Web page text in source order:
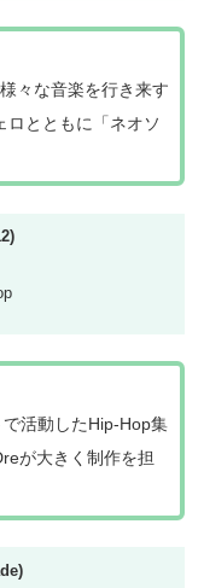
々な音楽を行き来す
ロとともに「ネオソ
活動したHip-Hop集
が大きく制作を担